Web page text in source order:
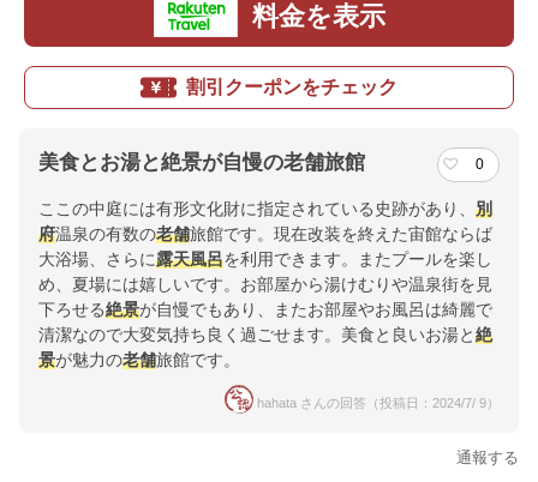
料金を表示
割引クーポンをチェック
美食とお湯と絶景が自慢の老舗旅館 0
ここの中庭には有形文化財に指定されている史跡があり、 別
府温泉の有数の老舗旅館です。現在改装を終えた宙館ならば
大浴場、さらに露天風呂を利用できます。またプールを楽し
め、夏場には嬉しいです。お部屋から湯けむりや温泉街を見
下ろせる絶景が自慢でもあり、またお部屋やお風呂は綺麗で
清潔なので大変気持ち良く過ごせます。美食と良いお湯と絶
景が魅力の老舗旅館です。
hahata さんの回答（投稿日：2024/7/ 9）
通報する